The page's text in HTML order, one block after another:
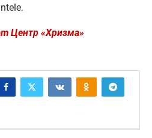
Центр «Хризма»